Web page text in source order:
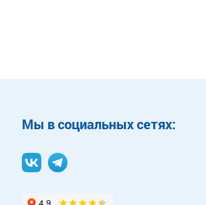
Mы в социальных сетях: